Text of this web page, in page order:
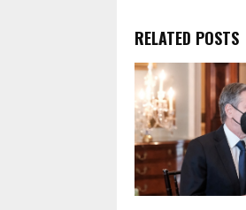
RELATED POSTS